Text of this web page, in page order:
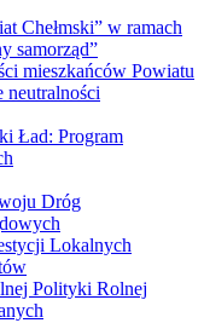
Chełmski” w ramach
samorząd”
mieszkańców Powiatu
neutralności
Ład: Program
Dróg
Lokalnych
Polityki Rolnej